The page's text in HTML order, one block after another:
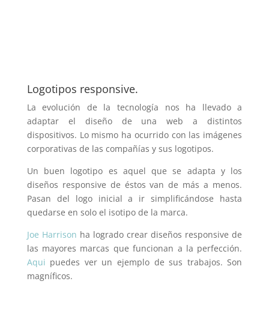
Logotipos responsive.
La evolución de la tecnología nos ha llevado a
adaptar el diseño de una web a distintos
dispositivos. Lo mismo ha ocurrido con las imágenes
corporativas de las compañías y sus logotipos.
Un buen logotipo es aquel que se adapta y los
diseños responsive de éstos van de más a menos.
Pasan del logo inicial a ir simplificándose hasta
quedarse en solo el isotipo de la marca.
Joe Harrison ha logrado crear diseños responsive de
las mayores marcas que funcionan a la perfección.
Aqui puedes ver un ejemplo de sus trabajos. Son
magníficos.